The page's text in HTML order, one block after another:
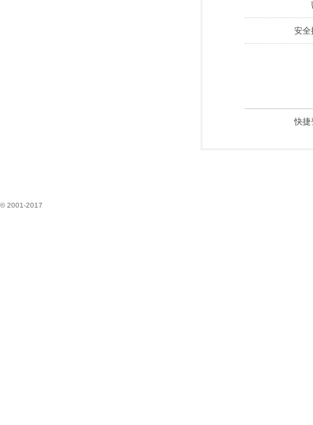
安全
快捷
© 2001-2017